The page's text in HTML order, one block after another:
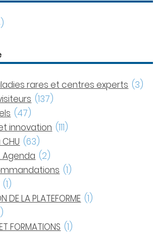
rares et centres experts (3)
(137)
(47)
innovation (111)
(63)
(2)
(1)
(1)
DE LA PLATEFORME (1)
FORMATIONS (1)